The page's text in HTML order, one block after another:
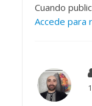
Cuando
Accede para